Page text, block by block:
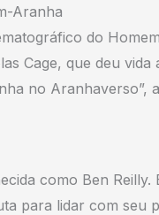
Aranha
do
Cage, que deu vida
no Aranhaverso”,
como Ben Reilly.
para lidar com seu